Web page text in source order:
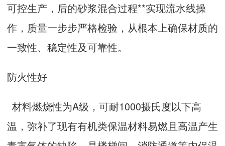
可控生产，后的砂浆混合过程**实现流水线操
作，质量一步步严格检验，从根本上确保材质的
一致性、稳定性及可靠性。
防火性好
材料燃烧性为A级，可耐1000摄氏度以下高
温，弥补了现有有机类保温材料易燃且高温产生